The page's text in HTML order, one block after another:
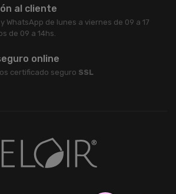
al cliente
WhatsApp de lunes a viernes de 09 a 17
de 09 a 14hs.
online
certificado seguro SSL